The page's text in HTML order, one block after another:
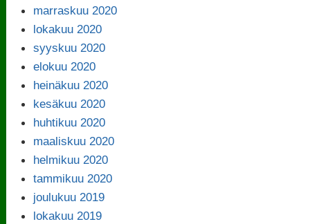
marraskuu 2020
lokakuu 2020
syyskuu 2020
elokuu 2020
heinäkuu 2020
kesäkuu 2020
huhtikuu 2020
maaliskuu 2020
helmikuu 2020
tammikuu 2020
joulukuu 2019
lokakuu 2019